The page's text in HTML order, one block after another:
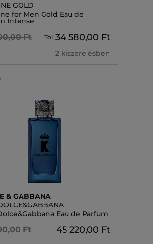
GOLD
for Men Gold Eau de
Intense
Ft Tól 34 580,00 Ft
2 kiszerelésben
& GABBANA
Eau de Parfum
Ft 45 220,00 Ft